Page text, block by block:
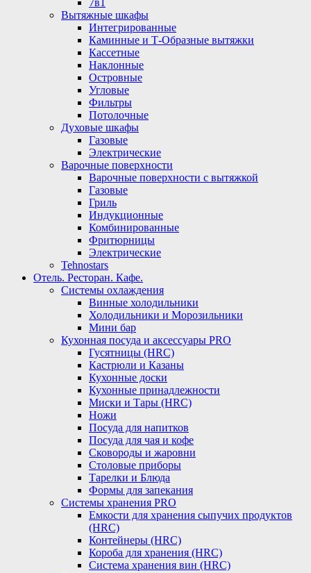
7в1
Вытяжные шкафы
Интегрированные
Каминные и Т-Образные вытяжки
Кассетные
Наклонные
Островные
Угловые
Фильтры
Потолочные
Духовые шкафы
Газовые
Электрические
Варочные поверхности
Варочные поверхности с вытяжкой
Газовые
Гриль
Индукционные
Комбинированные
Фритюрницы
Электрические
Tehnostars
Отель. Ресторан. Кафе.
Системы охлаждения
Винные холодильники
Холодильники и Морозильники
Мини бар
Кухонная посуда и аксессуары PRO
Гусятницы (HRC)
Кастрюли и Казаны
Кухонные доски
Кухонные принадлежности
Миски и Тары (HRC)
Ножи
Посуда для напитков
Посуда для чая и кофе
Сковороды и жаровни
Столовые приборы
Тарелки и Блюда
Формы для запекания
Системы хранения PRO
Емкости для хранения сыпучих продуктов
(HRC)
Контейнеры (HRC)
Короба для хранения (HRC)
Система хранения вин (HRC)